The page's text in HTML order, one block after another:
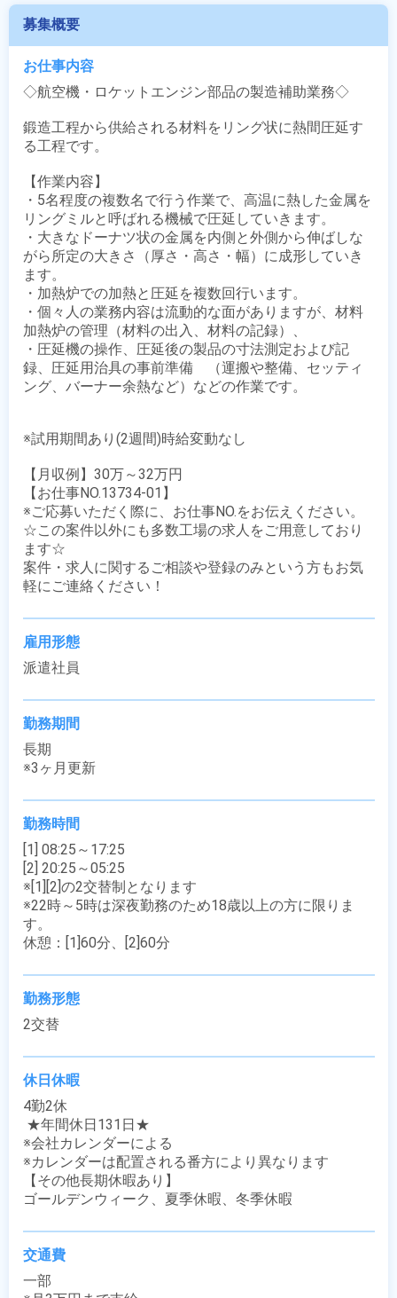
募集概要
お仕事内容
◇航空機・ロケットエンジン部品の製造補助業務◇
鍛造工程から供給される材料をリング状に熱間圧延す
る工程です。
【作業内容】
・5名程度の複数名で行う作業で、高温に熱した金属を
リングミルと呼ばれる機械で圧延していきます。
・大きなドーナツ状の金属を内側と外側から伸ばしな
がら所定の大きさ（厚さ・高さ・幅）に成形していき
ます。
・加熱炉での加熱と圧延を複数回行います。
・個々人の業務内容は流動的な面がありますが、材料
加熱炉の管理（材料の出入、材料の記録）、
・圧延機の操作、圧延後の製品の寸法測定および記
録、圧延用治具の事前準備　（運搬や整備、セッティ
ング、バーナー余熱など）などの作業です。
※試用期間あり(2週間)時給変動なし
【月収例】30万～32万円
【お仕事NO.13734-01】
※ご応募いただく際に、お仕事NO.をお伝えください。
☆この案件以外にも多数工場の求人をご用意しており
ます☆
案件・求人に関するご相談や登録のみという方もお気
軽にご連絡ください！
雇用形態
派遣社員
勤務期間
長期
※3ヶ月更新
勤務時間
[1] 08:25～17:25
[2] 20:25～05:25
※[1][2]の2交替制となります
※22時～5時は深夜勤務のため18歳以上の方に限りま
す。
休憩：[1]60分、[2]60分
勤務形態
2交替
休日休暇
4勤2休
※会社カレンダーによる
※カレンダーは配置される番方により異なります
【その他長期休暇あり】
ゴールデンウィーク、夏季休暇、冬季休暇
交通費
一部